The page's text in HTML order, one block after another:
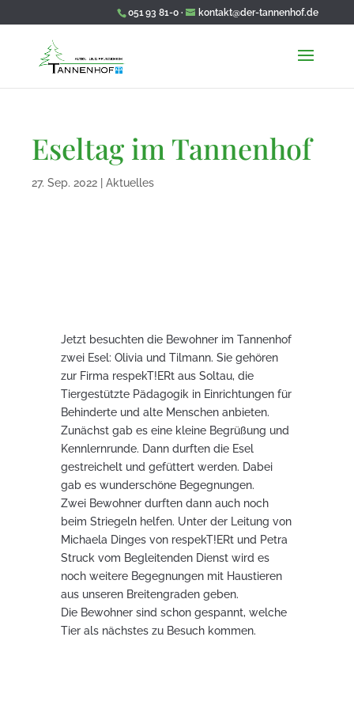
Wir wünschen Ihnen eine schöne Frühlingszeit!
051 93 81-0 · kontakt@der-tannenhof.de
Eseltag im Tannenhof
27. Sep. 2022 Aktuelles
Jetzt besuchten die Bewohner im Tannenhof
zwei Esel: Olivia und Tilmann. Sie gehören
zur Firma respekT!ERt aus Soltau, die
Tiergestützte Pädagogik in Einrichtungen für
Behinderte und alte Menschen anbieten.
Zunächst gab es eine kleine Begrüßung und
Kennlernrunde. Dann durften die Esel
gestreichelt und gefüttert werden. Dabei
gab es wunderschöne Begegnungen.
Zwei Bewohner durften dann auch noch
beim Striegeln helfen. Unter der Leitung von
Michaela Dinges von respekT!ERt und Petra
Struck vom Begleitenden Dienst wird es
noch weitere Begegnungen mit Haustieren
aus unseren Breitengraden geben.
Die Bewohner sind schon gespannt, welche
Tier als nächstes zu Besuch kommen.